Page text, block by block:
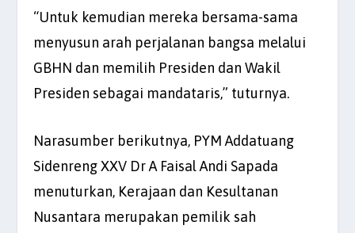
“Untuk kemudian mereka bersama-sama
menyusun arah perjalanan bangsa melalui
GBHN dan memilih Presiden dan Wakil
Presiden sebagai mandataris,” tuturnya.
Narasumber berikutnya, PYM Addatuang
Sidenreng XXV Dr A Faisal Andi Sapada
menuturkan, Kerajaan dan Kesultanan
Nusantara merupakan pemilik sah